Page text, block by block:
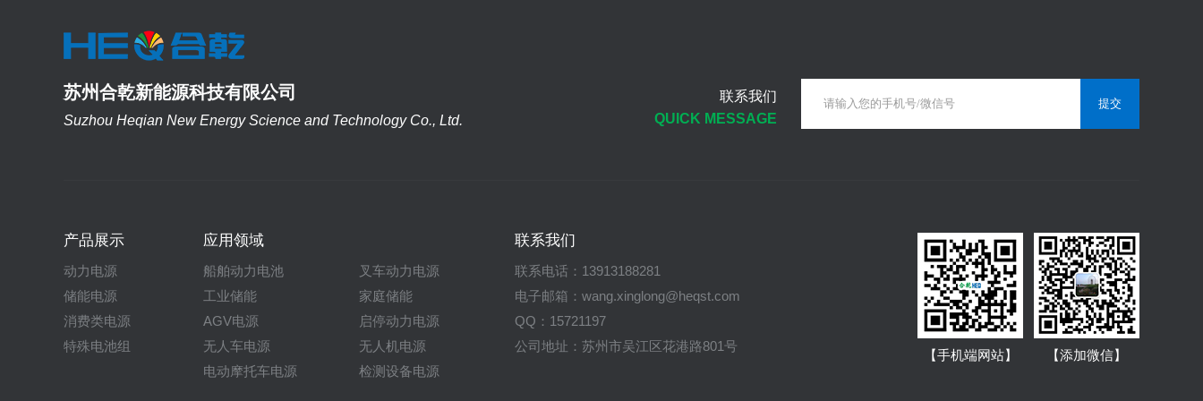
苏州合乾新能源科技有限公司
Suzhou Heqian New Energy Science and Technology Co., Ltd.
联系我们
QUICK MESSAGE
产品展示
动力电源
储能电源
消费类电源
特殊电池组
应用领域
船舶动力电池
叉车动力电源
工业储能
家庭储能
AGV电源
启停动力电源
无人车电源
无人机电源
电动摩托车电源
检测设备电源
联系我们
联系电话：13913188281
电子邮箱：wang.xinglong@heqst.com
QQ：15721197
公司地址：苏州市吴江区花港路801号
【手机端网站】 【添加微信】